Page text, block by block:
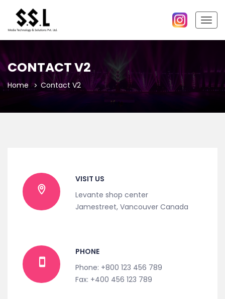
CONTACT V2
Home Contact V2
VISIT US
Levante shop center
Jamestreet, Vancouver Canada
PHONE
Phone: +800 123 456 789
Fax: +400 456 123 789